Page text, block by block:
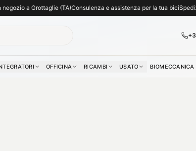
. Per assistenza telefonica: +39 340 83 85 960.
a Grottaglie (TA) Consulenza e assistenza per la tua bici
OFFICINA RICAMBI USATO BIOMECCANICA